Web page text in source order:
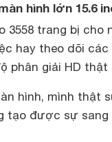
hình lớn 15.6
3558 trang bị
hay theo dõi
phân giải HD
hình, mình thật
tạo được sự